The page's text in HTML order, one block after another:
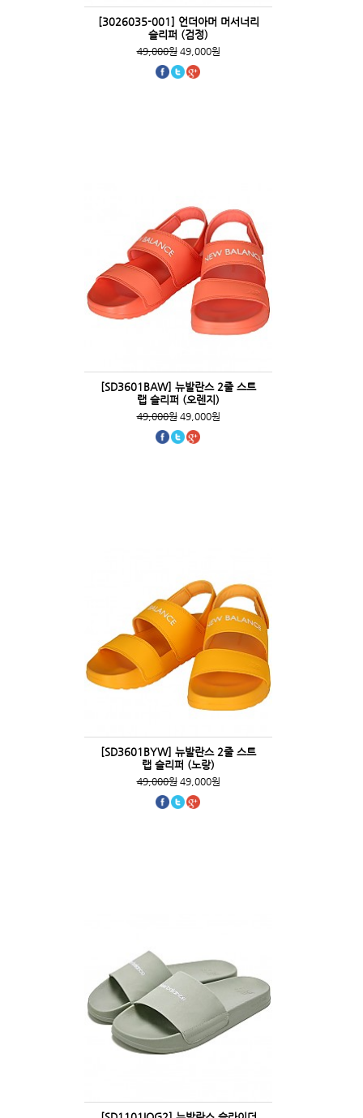
[3026035-001] 언더아머 머서너리
슬리퍼 (검정)
49,000원49,000원
[SD3601BAW] 뉴발란스 2줄 스트
랩 슬리퍼 (오렌지)
49,000원49,000원
[SD3601BYW] 뉴발란스 2줄 스트
랩 슬리퍼 (노랑)
49,000원49,000원